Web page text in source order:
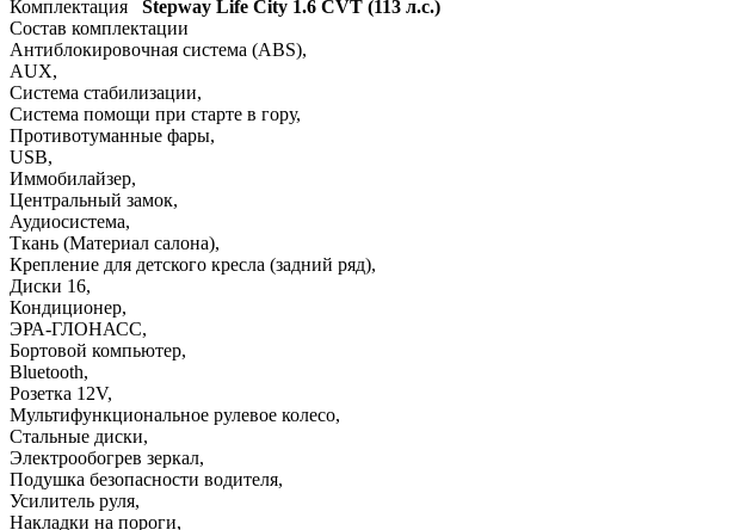
Комплектация Stepway Life City 1.6 CVT (113 л.с.)
Состав комплектации
Антиблокировочная система (ABS),
AUX,
Система стабилизации,
Система помощи при старте в гору,
Противотуманные фары,
USB,
Иммобилайзер,
Центральный замок,
Аудиосистема,
Ткань (Материал салона),
Крепление для детского кресла (задний ряд),
Диски 16,
Кондиционер,
ЭРА-ГЛОНАСС,
Бортовой компьютер,
Bluetooth,
Розетка 12V,
Мультифункциональное рулевое колесо,
Стальные диски,
Электрообогрев зеркал,
Подушка безопасности водителя,
Усилитель руля,
Накладки на пороги,